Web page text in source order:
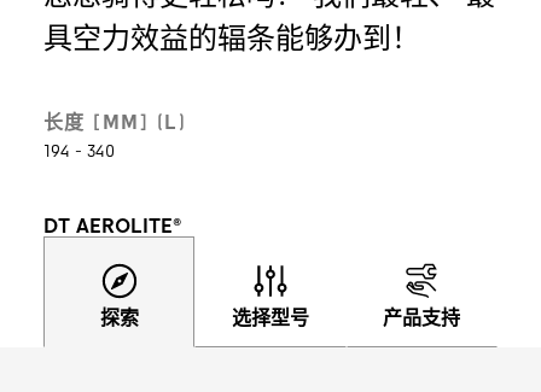
具空力效益的辐条能够办到！
长度 [MM] (L)
194 - 340
DT AEROLITE®
探索 选择型号 产品支持